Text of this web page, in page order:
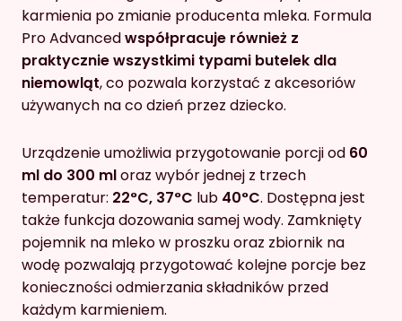
karmienia po zmianie producenta mleka. Formula
Pro Advancedwspółpracuje również z
praktycznie wszystkimi typami butelek dla
niemowląt, co pozwala korzystać z akcesoriów
używanych na co dzień przez dziecko.
Urządzenie umożliwia przygotowanie porcji od 60
ml do 300 mloraz wybór jednej z trzech
temperatur: 22°C, 37°C lub 40°C. Dostępna jest
także funkcja dozowania samej wody. Zamknięty
pojemnik na mleko w proszku oraz zbiornik na
wodę pozwalają przygotować kolejne porcje bez
konieczności odmierzania składników przed
każdym karmieniem.